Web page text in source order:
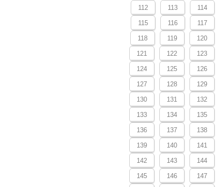
112 113 114
115 116 117
118 119 120
121 122 123
124 125 126
127 128 129
130 131 132
133 134 135
136 137 138
139 140 141
142 143 144
145 146 147